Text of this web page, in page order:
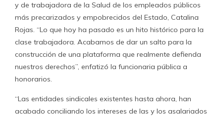
y de trabajadora de la Salud de los empleados públicos
más precarizados y empobrecidos del Estado, Catalina
Rojas. “Lo que hoy ha pasado es un hito histórico para la
clase trabajadora. Acabamos de dar un salto para la
construcción de una plataforma que realmente defienda
nuestros derechos”, enfatizó la funcionaria pública a
honorarios.
“Las entidades sindicales existentes hasta ahora, han
acabado conciliando los intereses de las y los asalariados